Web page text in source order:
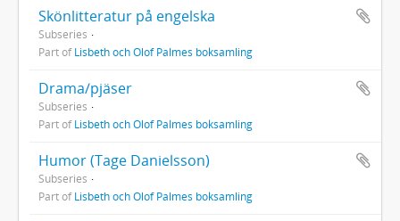
Skönlitteratur på engelska
Subseries
Part ofLisbeth och Olof Palmes boksamling
Drama/pjäser
Subseries
Part ofLisbeth och Olof Palmes boksamling
Humor (Tage Danielsson)
Subseries
Part ofLisbeth och Olof Palmes boksamling